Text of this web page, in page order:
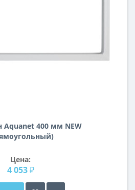
400 мм NEW
Цена:
4 053 ₽